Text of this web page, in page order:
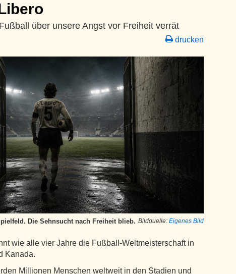
über unsere Angst vor Freiheit verrät
drucken
Bildquelle:Eigenes Bild
Die Sehnsucht nach Freiheit blieb.
wie alle vier Jahre die Fußball-Weltmeisterschaft in
Kanada.
Millionen Menschen weltweit in den Stadien und